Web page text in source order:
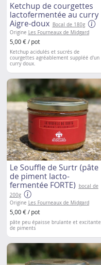
Ketchup de courgettes
lactofermentée au curry
Aigre-doux Bocal de 180g
Origine Les Fourneaux de Midgard
5,00 € / pot
Ketchup acidulés et sucrés de
courgettes agréablement suppléé d'un
curry doux.
Le Souffle de Surtr (pâte
de piment lacto-
fermentée FORTE)
bocal de
200g
Origine Les Fourneaux de Midgard
5,00 € / pot
pâte peu épaisse brulante et excitante
de piments